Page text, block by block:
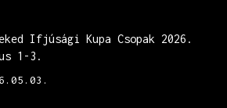
Ifjúsági Kupa Csopak 2026.
1-3.